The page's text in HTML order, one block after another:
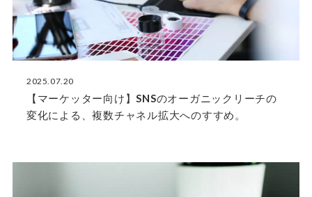
2025.07.20
【マーケッター向け】SNSのオーガニックリーチの
変化による、複数チャネル拡大へのすすめ。